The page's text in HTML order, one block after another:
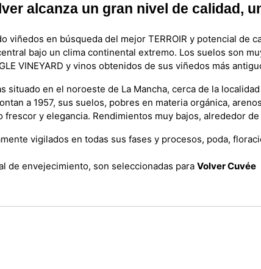
alcanza un gran nivel de calidad,
viñedos en búsqueda del mejor TERROIR y potencial de
bajo un clima continental extremo. Los suelos son
VINEYARD y vinos obtenidos de sus viñedos más
en el noroeste de La Mancha, cerca de la
a 1957, sus suelos, pobres en materia orgánica,
y elegancia. Rendimientos muy bajos, alrededor de
vigilados en todas sus fases y procesos, poda,
de envejecimiento, son seleccionadas para Volver Cuvée